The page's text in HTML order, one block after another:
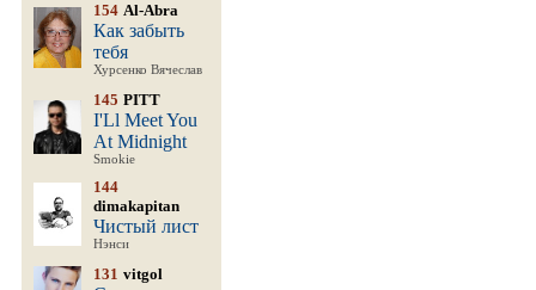
154 Al-Abra
Как забыть
тебя
Хурсенко Вячеслав
145 PITT
I'Ll Meet You
At Midnight
Smokie
144
dimakapitan
Чистый лист
Нэнси
131 vitgol